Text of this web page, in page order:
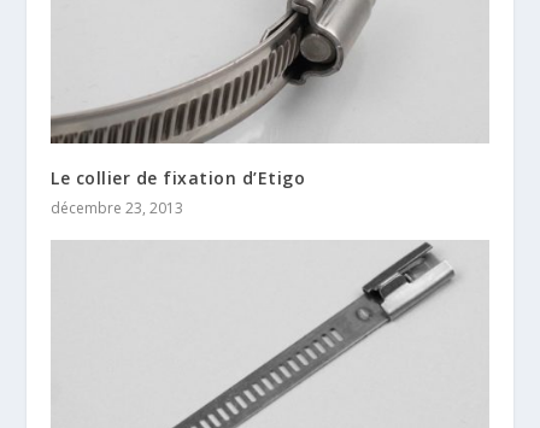
Le collier de fixation d’Etigo
décembre 23, 2013